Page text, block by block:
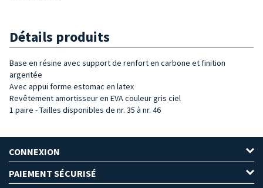
Détails produits
Base en résine avec support de renfort en carbone et finition
argentée
Avec appui forme estomac en latex
Revêtement amortisseur en EVA couleur gris ciel
1 paire - Tailles disponibles de nr. 35 à nr. 46
CONNEXION
PAIEMENT SÉCURISÉ